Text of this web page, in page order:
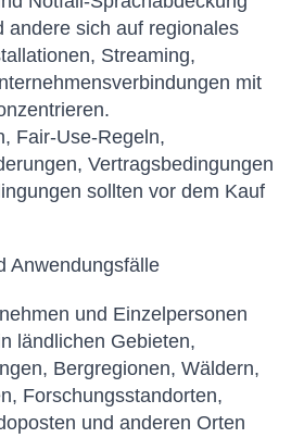
andere sich auf regionales
Streaming,
mit
Fair-Use-Regeln,
Vertragsbedingungen
sollten vor dem Kauf
Anwendungsfälle
und Einzelpersonen
ländlichen Gebieten,
Bergregionen, Wäldern,
Forschungsstandorten,
und anderen Orten